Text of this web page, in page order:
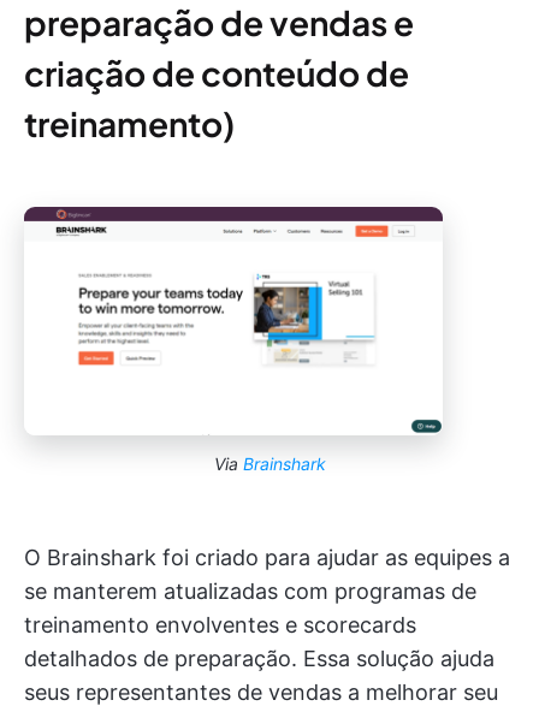
preparação de vendas e
criação de conteúdo de
treinamento)
Via Brainshark
O Brainshark foi criado para ajudar as equipes a
se manterem atualizadas com programas de
treinamento envolventes e scorecards
detalhados de preparação. Essa solução ajuda
seus representantes de vendas a melhorar seu